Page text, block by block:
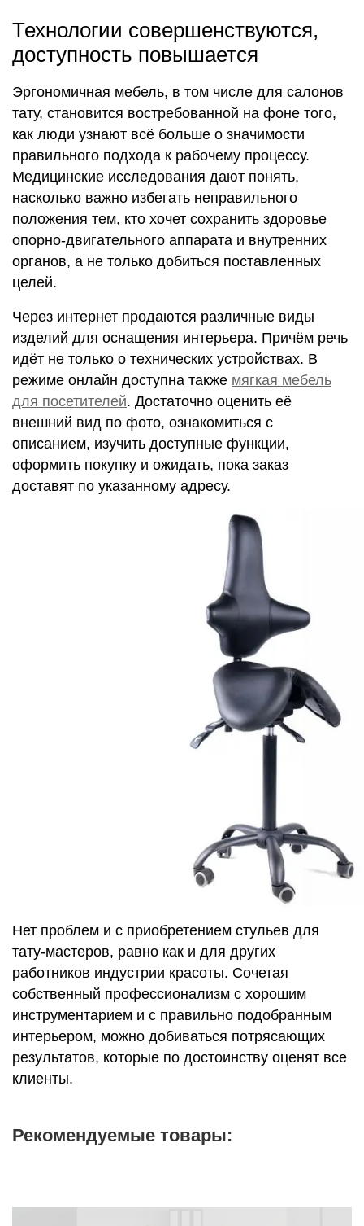
Технологии совершенствуются,
доступность повышается
Эргономичная мебель, в том числе для салонов
тату, становится востребованной на фоне того,
как люди узнают всё больше о значимости
правильного подхода к рабочему процессу.
Медицинские исследования дают понять,
насколько важно избегать неправильного
положения тем, кто хочет сохранить здоровье
опорно-двигательного аппарата и внутренних
органов, а не только добиться поставленных
целей.
Через интернет продаются различные виды
изделий для оснащения интерьера. Причём речь
идёт не только о технических устройствах. В
режиме онлайн доступна также мягкая мебель
для посетителей. Достаточно оценить её
внешний вид по фото, ознакомиться с
описанием, изучить доступные функции,
оформить покупку и ожидать, пока заказ
доставят по указанному адресу.
Нет проблем и с приобретением стульев для
тату-мастеров, равно как и для других
работников индустрии красоты. Сочетая
собственный профессионализм с хорошим
инструментарием и с правильно подобранным
интерьером, можно добиваться потрясающих
результатов, которые по достоинству оценят все
клиенты.
Рекомендуемые товары: